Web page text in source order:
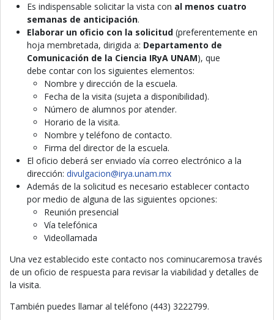
Es indispensable solicitar la vista con al menos cuatro
semanas de anticipación.
Elaborar un oficio con la solicitud (preferentemente en
hoja membretada, dirigida a: Departamento de
Comunicación de la Ciencia IRyA UNAM), que
debe contar con los siguientes elementos:
Nombre y dirección de la escuela.
Fecha de la visita (sujeta a disponibilidad).
Número de alumnos por atender.
Horario de la visita.
Nombre y teléfono de contacto.
Firma del director de la escuela.
El oficio deberá ser enviado vía correo electrónico a la
dirección: divulgacion@irya.unam.mx
Además de la solicitud es necesario establecer contacto
por medio de alguna de las siguientes opciones:
Reunión presencial
Vía telefónica
Videollamada
Una vez establecido este contacto nos cominucaremosa través
de un oficio de respuesta para revisar la viabilidad y detalles de
la visita.
También puedes llamar al teléfono (443) 3222799.